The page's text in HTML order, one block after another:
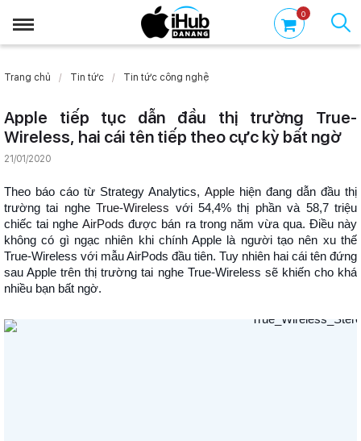
0
Trang chủ Tin tức Tin tức công nghệ
Apple tiếp tục dẫn đầu thị trường True-
Wireless, hai cái tên tiếp theo cực kỳ bất ngờ
21/01/2020
Theo báo cáo từ Strategy Analytics, Apple hiện đang dẫn đầu thị
trường tai ngheTrue-Wireless với 54,4% thị phần và 58,7 triệu
chiếc tai ngheAirPods được bán ra trong năm vừa qua. Điều này
không có gì ngạc nhiên khi chính Apple là người tạo nên xu thế
True-Wireless với mẫu AirPods đầu tiên. Tuy nhiên hai cái tên đứng
sau Apple trên thị trường tai nghe True-Wireless sẽ khiến cho khá
nhiều bạn bất ngờ.